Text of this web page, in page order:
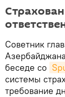
Советник
беседе со
системы
требование